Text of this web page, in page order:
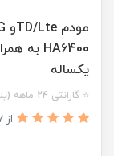
یکساله
⭐ گارانتی 24 ماهه (پلمب)
از 297